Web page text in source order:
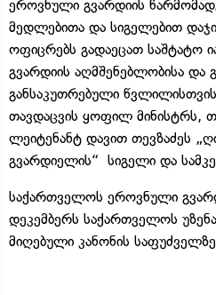
ეროვნული გვარდიის
მედლებითა და სიგელებით
ოფიცრებს გადაეცათ საშტატო
გვარდიის აღმშენებლობისა და
განსაკუთრებული
თავდაცვის ყოფილ მინისტრს,
ლეიტენანტ დავით თევზაძეს
გვარდიელის“ სიგელი და
საქართველოს ეროვნული
დეკემბერს საქართველოს
მიღებული კანონის საფუძველზე